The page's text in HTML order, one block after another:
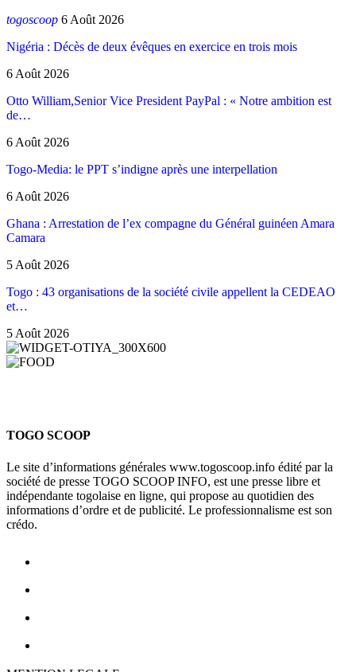
togoscoop 6 Août 2026
Nigéria : Décès de deux évêques en exercice en trois mois
6 Août 2026
Otto William,Senior Vice President PayPal : « Notre ambition est
de…
6 Août 2026
Togo-Media: le PPT s’indigne après une interpellation
6 Août 2026
Ghana : Arrestation de l’ex compagne du Général guinéen Amara
Camara
5 Août 2026
Togo : 43 organisations de la société civile appellent la CEDEAO
et…
5 Août 2026
TOGO SCOOP
Le site d’informations générales www.togoscoop.info édité par la
société de presse TOGO SCOOP INFO, est une presse libre et
indépendante togolaise en ligne, qui propose au quotidien des
informations d’ordre et de publicité. Le professionnalisme est son
crédo.